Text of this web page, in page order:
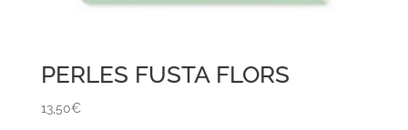
PERLES FUSTA FLORS
13,50€